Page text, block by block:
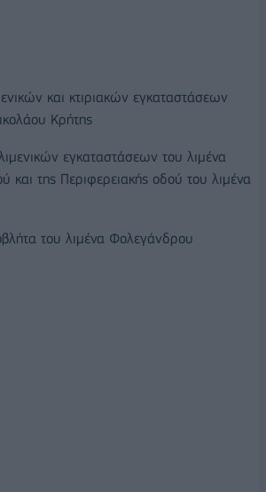
και κτιριακών εγκαταστάσεων
Κρήτης
εγκαταστάσεων του λιμένα
της Περιφερειακής οδού του λιμένα
του λιμένα Φολεγάνδρου